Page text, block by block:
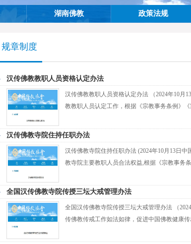
湖南佛教 政策法规
规章制度
汉传佛教教职人员资格认定办法
汉传佛教教职人员资格认定办法 （2024年10
教教职人员认定工作，根据《宗教事务条例》
汉传佛教寺院住持任职办法
汉传佛教寺院住持任职办法 (2024年10月13
教寺院主要教职人员合法权益,根据《宗教事务
全国汉传佛教寺院传授三坛大戒管理办法
全国汉传佛教寺院传授三坛大戒管理办法 （
传佛教传戒工作如法如律，促进中国佛教健康